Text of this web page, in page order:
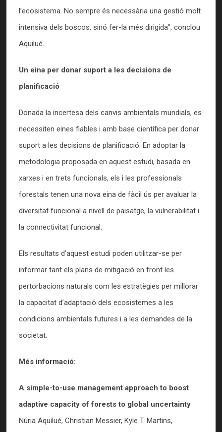
l’ecosistema. No sempre és necessària una gestió molt
intensiva dels boscos, sinó fer-la més dirigida”, conclou
Aquilué.
Un eina per donar suport a les decisions de
planificació
Donada la incertesa dels canvis ambientals mundials, es
necessiten eines fiables i amb base científica per donar
suport a les decisions de planificació. En adoptar la
metodologia proposada en aquest estudi, basada en
xarxes i en trets funcionals, els i les professionals
forestals tenen una nova eina de fàcil ús per avaluar la
diversitat funcional a nivell de paisatge, la vulnerabilitat i
la connectivitat funcional.
Els resultats d’aquest estudi poden utilitzar-se per
informar tant els plans de mitigació en front les
pertorbacions naturals com les estratègies per millorar
la capacitat d’adaptació dels ecosistemes a les
condicions ambientals futures i a les demandes de la
societat.
Més informació:
A simple-to-use management approach to boost
adaptive capacity of forests to global uncertainty
Núria Aquilué, Christian Messier, Kyle T. Martins,